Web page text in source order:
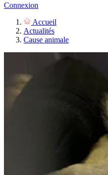
Connexion
Accueil
Actualités
Cause animale